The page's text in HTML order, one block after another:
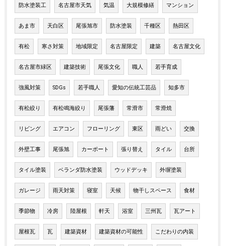
防水塗装工 名古屋市天気 気温 大規模修繕 マンション
あま市 天白区 尾張旭市 防水塗装 千種区 熱田区
有松 寒さ対策 地域限定 名古屋限定 建築 名古屋文化
名古屋市緑区 建築技術 尾張文化 職人 若手育成
強風対策 SDGs 若手職人 愛知の伝統工芸品 知多市
有松絞り 有松鳴海絞り 尾張藩 常滑市 常滑焼
リビング エアコン フローリング 東区 雨どい 交換
外壁工事 尾張旭 カーポート 張り替え タイル 台所
タイル塗装 ベランダ防水塗装 ウッドデッキ 外塀塗装
ガレージ 雨天対策 寝室 天候 物干しスペース 食材
季節物 冷房 陸屋根 軒天 浴室 三州瓦 瓦アート
屋根瓦 瓦 建築資材 建築資材の可能性 こだわりの内装